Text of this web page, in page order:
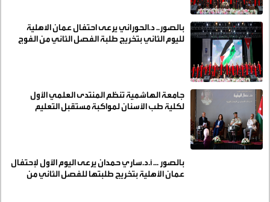
بالصور.. د.الحوراني يرعى احتفال عمان الاهلية
لليوم الثاني بتخريج طلبة الفصل الثاني من الفوج
جامعة الهاشمية تنظم المنتدى العلمي الأول
لكلية طب الأسنان لمواكبة مستقبل التعليم
بالصور ... أ.د.ساري حمدان يرعى اليوم الأول لإحتفال
عمان الأهلية بتخريج طلبتها للفصل الثاني من